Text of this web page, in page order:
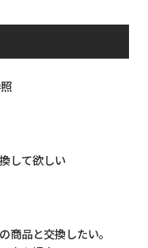
して欲しい
商品と交換したい。